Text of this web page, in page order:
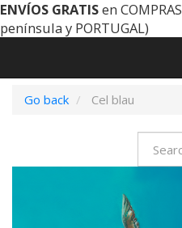
ENVÍOS GRATISen
península y PORTUGAL)
Go back
Cel blau